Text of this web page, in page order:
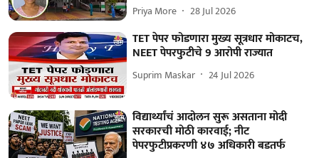
Priya More 28 Jul 2026
TET पेपर फोडणारा मुख्य सूत्रधार मोकाटच,
NEET पेपरफुटीचे 9 आरोपी राज्यात
Suprim Maskar 24 Jul 2026
विद्यार्थ्यांचं आदोलन सुरू असताना मोदी
सरकारची मोठी कारवाई; नीट
पेपरफुटीप्रकरणी ४७ अधिकारी बडतर्फ